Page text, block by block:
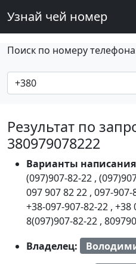
Узнай чей номер
Поиск по номеру
Результат по
380979078222
Варианты
(097)907-82-22 ,
097 907 82 22 , 097-907-
+38-097-907-82-22 , +38
8(097)907-82-22 ,
Владелец: